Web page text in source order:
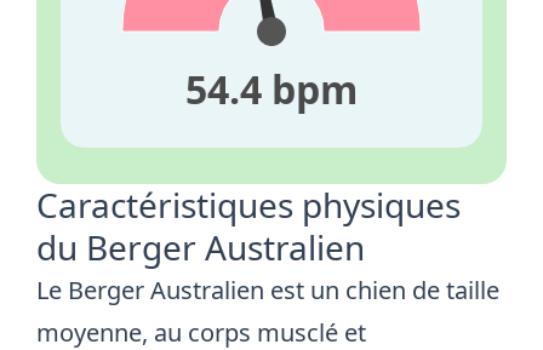
54.6 bpm
Caractéristiques physiques
du Berger Australien
Le Berger Australien est un chien de taille
moyenne, au corps musclé et